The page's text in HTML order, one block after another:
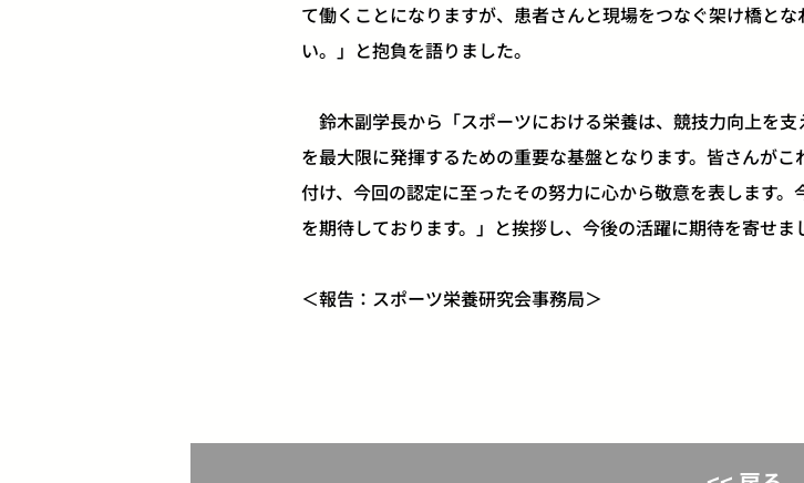
て働くことになりますが、患者さんと現場をつなぐ架け橋と
い。」と抱負を語りました。
鈴木副学長から「スポーツにおける栄養は、競技力向上を
を最大限に発揮するための重要な基盤となります。皆さんが
付け、今回の認定に至ったその努力に心から敬意を表します
を期待しております。」と挨拶し、今後の活躍に期待を寄せま
＜報告：スポーツ栄養研究会事務局＞